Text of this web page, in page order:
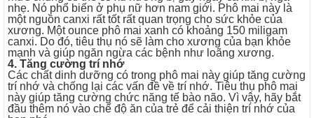
nhẹ. Nó phổ biến ở phụ nữ hơn nam giới. Phô mai này là
một nguồn canxi rất tốt rất quan trọng cho sức khỏe của
xương. Một ounce phô mai xanh có khoảng 150 miligam
canxi. Do đó, tiêu thụ nó sẽ làm cho xương của bạn khỏe
mạnh và giúp ngăn ngừa các bệnh như loãng xương.
4. Tăng cường trí nhớ
Các chất dinh dưỡng có trong phô mai này giúp tăng cường
trí nhớ và chống lại các vấn đề về trí nhớ. Tiêu thụ phô mai
này giúp tăng cường chức năng tế bào não. Vì vậy, hãy bắt
đầu thêm nó vào chế độ ăn của trẻ để cải thiện trí nhớ của